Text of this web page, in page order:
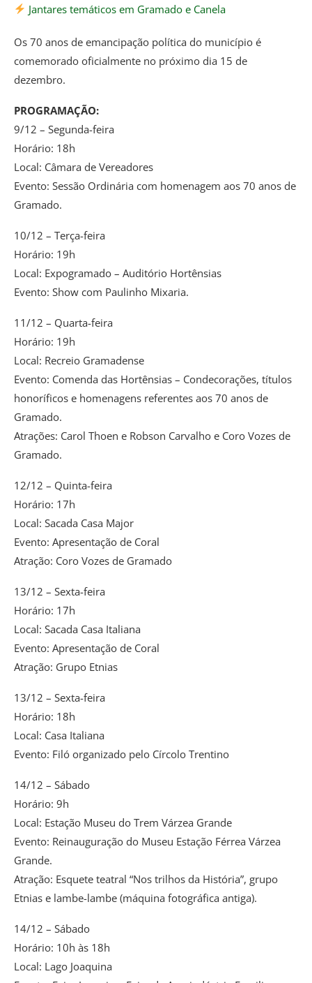
Jantares temáticos em Gramado e Canela
Os 70 anos de emancipação política do município é
comemorado oficialmente no próximo dia 15 de
dezembro.
PROGRAMAÇÃO:
9/12 – Segunda-feira
Horário: 18h
Local: Câmara de Vereadores
Evento: Sessão Ordinária com homenagem aos 70 anos de
Gramado.
10/12 – Terça-feira
Horário: 19h
Local: Expogramado – Auditório Hortênsias
Evento: Show com Paulinho Mixaria.
11/12 – Quarta-feira
Horário: 19h
Local: Recreio Gramadense
Evento: Comenda das Hortênsias – Condecorações, títulos
honoríficos e homenagens referentes aos 70 anos de
Gramado.
Atrações: Carol Thoen e Robson Carvalho e Coro Vozes de
Gramado.
12/12 – Quinta-feira
Horário: 17h
Local: Sacada Casa Major
Evento: Apresentação de Coral
Atração: Coro Vozes de Gramado
13/12 – Sexta-feira
Horário: 17h
Local: Sacada Casa Italiana
Evento: Apresentação de Coral
Atração: Grupo Etnias
13/12 – Sexta-feira
Horário: 18h
Local: Casa Italiana
Evento: Filó organizado pelo Círcolo Trentino
14/12 – Sábado
Horário: 9h
Local: Estação Museu do Trem Várzea Grande
Evento: Reinauguração do Museu Estação Férrea Várzea
Grande.
Atração: Esquete teatral “Nos trilhos da História”, grupo
Etnias e lambe-lambe (máquina fotográfica antiga).
14/12 – Sábado
Horário: 10h às 18h
Local: Lago Joaquina